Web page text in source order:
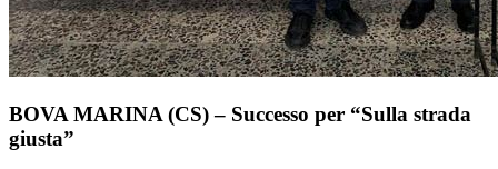
BOVA MARINA (CS) – Successo per “Sulla strada
giusta”